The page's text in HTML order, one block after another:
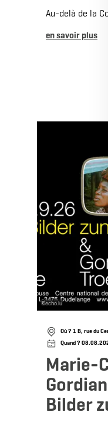
Au-delà de la
en savoir plus
©echo.lu
Où ? 1 B, rue du
Quand ?
Marie-
Bilder